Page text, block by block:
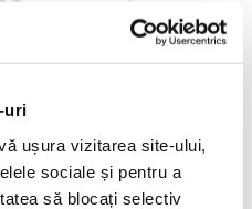
uri
ușura vizitarea site-ului,
sociale și pentru a
să blocați selectiv
în spaţiul social